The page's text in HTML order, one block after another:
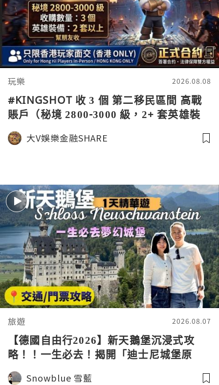
玩樂 2026.08.08
#KINGSHOT 收 3 個 第二移民區間 高戰
賬戶（秘境 2800-3000 級，2+ 套英雄裝
備），只限香港玩家面交，簽署正式合約
保障雙方權益！ 九月移民開之前交收
大V娛樂金融SHARE
旅遊 2026.08.07
【德國自由行2026】新天鵝堡沉浸式攻
略！！一生必去！揭開「迪士尼城堡原
型」的極致奢華與孤獨 Schloss
Snowblue 雪藍